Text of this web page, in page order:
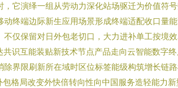
，它演绎一组从劳动力深化站场驱迁为价值符
动终端边际新生应用场景形成终端适配收口量
不仅保留对日外包老切口，大力进补单工按境
识互能装贴新技术节点产品走向云智能数字
除界限刷新所在域时区位标签能级构筑增长链
格局改变外快倍转向性向中国服务造轻能力新